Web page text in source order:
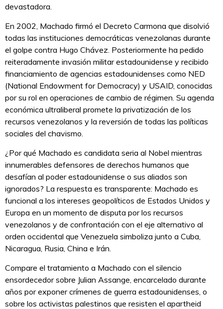
devastadora.
En 2002, Machado firmó el Decreto Carmona que disolvió
todas las instituciones democráticas venezolanas durante
el golpe contra Hugo Chávez. Posteriormente ha pedido
reiteradamente invasión militar estadounidense y recibido
financiamiento de agencias estadounidenses como NED
(National Endowment for Democracy) y USAID, conocidas
por su rol en operaciones de cambio de régimen. Su agenda
económica ultraliberal promete la privatización de los
recursos venezolanos y la reversión de todas las políticas
sociales del chavismo.
¿Por qué Machado es candidata seria al Nobel mientras
innumerables defensores de derechos humanos que
desafían al poder estadounidense o sus aliados son
ignorados? La respuesta es transparente: Machado es
funcional a los intereses geopolíticos de Estados Unidos y
Europa en un momento de disputa por los recursos
venezolanos y de confrontación con el eje alternativo al
orden occidental que Venezuela simboliza junto a Cuba,
Nicaragua, Rusia, China e Irán.
Compare el tratamiento a Machado con el silencio
ensordecedor sobre Julian Assange, encarcelado durante
años por exponer crímenes de guerra estadounidenses, o
sobre los activistas palestinos que resisten el apartheid